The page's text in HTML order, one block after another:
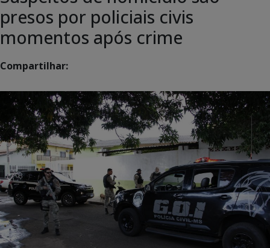
presos por policiais civis
momentos após crime
Compartilhar: